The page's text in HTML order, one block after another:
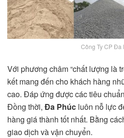
Công Ty CP Đa
Với phương châm “chất lượng là
kết mang đến cho khách hàng
cao. Đáp ứng được các tiêu
Đồng thời, Đa Phúc luôn nỗ lực
hàng giá thành tốt nhất. Bằng
giao dịch và vận chuyển.